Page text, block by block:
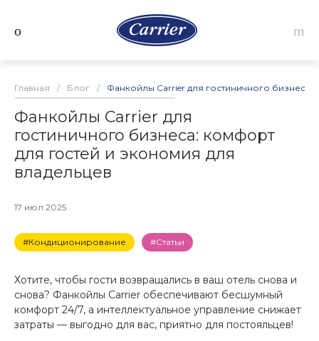
Главная / Блог / Фанкойлы Carrier для гостиничного
Фанкойлы Carrier для
гостиничного бизнеса: комфорт
для гостей и экономия для
владельцев
17 июл 2025
#Кондиционирование #Статьи
Хотите, чтобы гости возвращались в ваш отель снова и
снова? Фанкойлы Carrier обеспечивают бесшумный
комфорт 24/7, а интеллектуальное управление снижает
затраты — выгодно для вас, приятно для постояльцев!